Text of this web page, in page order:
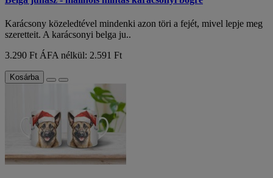
Karácsony közeledtével mindenki azon töri a fejét, mivel lepje meg
szeretteit. A karácsonyi belga ju..
3.290 Ft ÁFA nélkül: 2.591 Ft
Kosárba